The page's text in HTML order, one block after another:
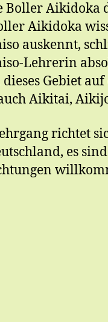
Boller Aikidoka
Aikidoka
auskennt,
Lehrerin
Gebiet
Aikitai,
richtet
es